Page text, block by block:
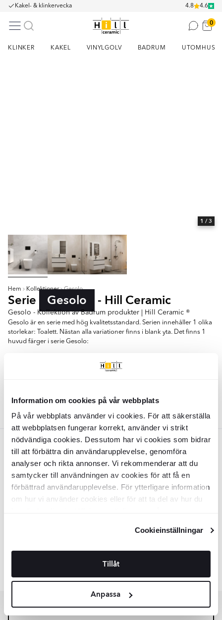
Information om cookies på vår webbplats
På vår webbplats använder vi cookies. För att säkerställa
att webbplatsen fungerar korrekt, använder vi strikt
nödvändiga cookies. Dessutom har vi cookies som bidrar
till att förbättra din användarupplevelse, genomföra
analyser och rikta annonser. Vi rekommenderar att du
samtycker till användningen av cookies för att få en
förbättrad användarupplevelse. För ytterligare information
om hur vi använder cookies eller för att ta del av hur du
Cookieinställningar
Tillåt
Anpassa
Kakel- & klinkervecka 4.8 4.6
0
KLINKER KAKEL VINYLGOLV BADRUM UTOMHUS
Hem Kollektioner Gesolo
Serie Gesolo - Hill Ceramic
Gesolo - Kollektion av Badrum produkter | Hill Ceramic ®
Gesolo är en serie med hög kvalitetsstandard. Serien innehåller 1 olika
storlekar: Toalett. Nästan alla variationer finns i blank yta. Det finns 1
huvud färger i serie Gesolo:
Färger:
Vit
1 / 3
Vit
Vägghängd ToalettGesoloVit Blank
BDU1007
Yta:Blank
Liknande kollektioner
of
8